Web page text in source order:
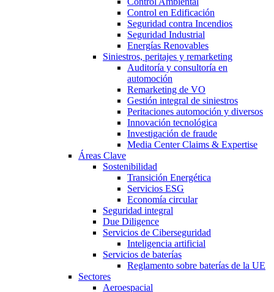
Control en Edificación
Seguridad contra Incendios
Seguridad Industrial
Energías Renovables
Siniestros, peritajes y remarketing
Auditoría y consultoría en
automoción
Remarketing de VO
Gestión integral de siniestros
Peritaciones automoción y diversos
Innovación tecnológica
Investigación de fraude
Media Center Claims & Expertise
Áreas Clave
Sostenibilidad
Transición Energética
Servicios ESG
Economía circular
Seguridad integral
Due Diligence
Servicios de Ciberseguridad
Inteligencia artificial
Servicios de baterías
Reglamento sobre baterías de la UE
Sectores
Aeroespacial